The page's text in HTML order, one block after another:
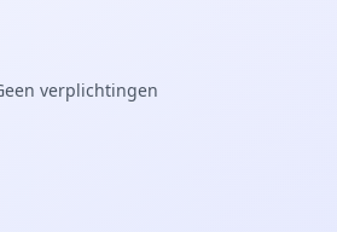
verplichtingen